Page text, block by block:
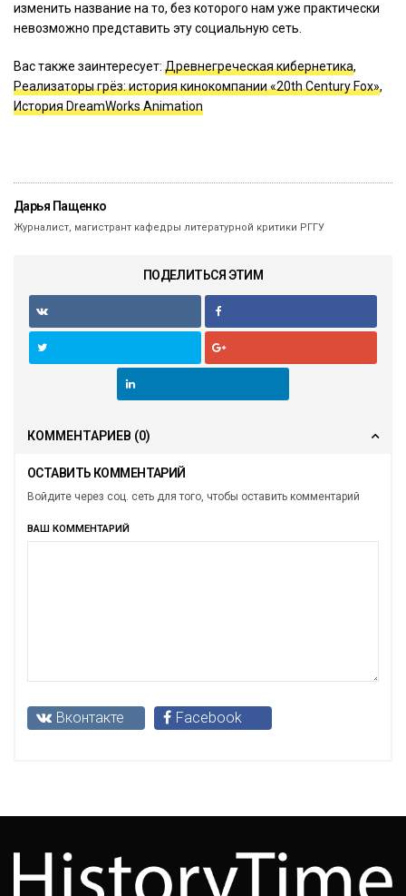
изменить название на то, без которого нам уже практически
невозможно представить эту социальную сеть.
Вас также заинтересует: Древнегреческая кибернетика,
Реализаторы грёз: история кинокомпании «20th Century Fox»,
История DreamWorks Animation
Дарья Пащенко
Журналист, магистрант кафедры литературной критики РГГУ
ПОДЕЛИТЬСЯ ЭТИМ
КОММЕНТАРИЕВ (0)
ОСТАВИТЬ КОММЕНТАРИЙ
Войдите через соц. сеть для того, чтобы оставить комментарий
ВАШ КОММЕНТАРИЙ
Вконтакте Facebook